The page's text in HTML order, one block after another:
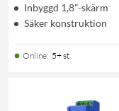
Inbyggd 1,8"-skärm
Säker konstruktion
Online: 5+ st